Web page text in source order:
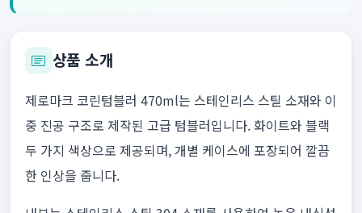
상품 소개
제로마크 코린텀블러 470ml는 스테인리스 스틸 소재와 이
중 진공 구조로 제작된 고급 텀블러입니다. 화이트와 블랙
두 가지 색상으로 제공되며, 개별 케이스에 포장되어 깔끔
한 인상을 줍니다.